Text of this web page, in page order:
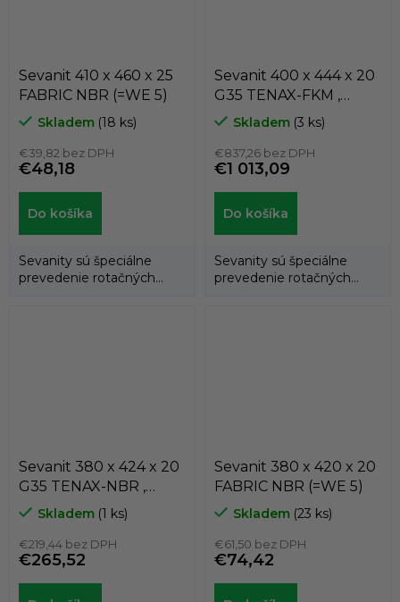
Sevanit 410 x 460 x 25
FABRIC NBR (=WE 5)
Skladem (18 ks)
€39,82 bez DPH
€48,18
Do košíka
Sevanity sú špeciálne
prevedenie rotačných
Sevanit 400 x 444 x 20
G35 TENAX-FKM ,
COLOMBO
Skladem (3 ks)
€837,26 bez DPH
€1 013,09
Do košíka
Sevanity sú špeciálne
prevedenie rotačných
Sevanit 380 x 424 x 20
G35 TENAX-NBR ,
COLOMBO
Skladem (1 ks)
€219,44 bez DPH
€265,52
Sevanit 380 x 420 x 20
FABRIC NBR (=WE 5)
Skladem (23 ks)
€61,50 bez DPH
€74,42